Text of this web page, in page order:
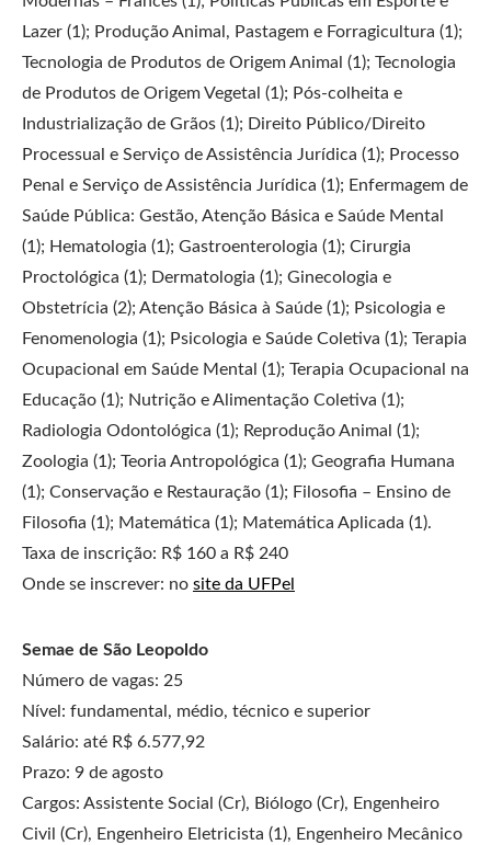
Lazer (1); Produção Animal, Pastagem e Forragicultura (1);
Tecnologia de Produtos de Origem Animal (1); Tecnologia
de Produtos de Origem Vegetal (1); Pós-colheita e
Industrialização de Grãos (1); Direito Público/Direito
Processual e Serviço de Assistência Jurídica (1); Processo
Penal e Serviço de Assistência Jurídica (1); Enfermagem de
Saúde Pública: Gestão, Atenção Básica e Saúde Mental
(1); Hematologia (1); Gastroenterologia (1); Cirurgia
Proctológica (1); Dermatologia (1); Ginecologia e
Obstetrícia (2); Atenção Básica à Saúde (1); Psicologia e
Fenomenologia (1); Psicologia e Saúde Coletiva (1); Terapia
Ocupacional em Saúde Mental (1); Terapia Ocupacional na
Educação (1); Nutrição e Alimentação Coletiva (1);
Radiologia Odontológica (1); Reprodução Animal (1);
Zoologia (1); Teoria Antropológica (1); Geografia Humana
(1); Conservação e Restauração (1); Filosofia – Ensino de
Filosofia (1); Matemática (1); Matemática Aplicada (1).
Taxa de inscrição: R$ 160 a R$ 240
Onde se inscrever: no site da UFPel
Semae de São Leopoldo
Número de vagas: 25
Nível: fundamental, médio, técnico e superior
Salário: até R$ 6.577,92
Prazo: 9 de agosto
Cargos: Assistente Social (Cr), Biólogo (Cr), Engenheiro
Civil (Cr), Engenheiro Eletricista (1), Engenheiro Mecânico